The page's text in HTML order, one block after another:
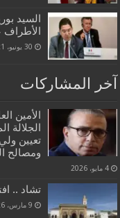
السيد
الأطراف
30 يونيو، 2021
آخر المشاركات
الأمين
الجلالة
تعيين
ومصالح
4 مايو، 2026
تشاد ..
9 مارس، 2026